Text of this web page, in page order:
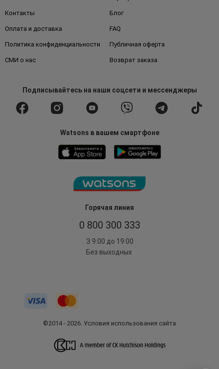
Горячая линия
0 800 300 333
З 9:00 до 19:00
Без выходных
Контакты Блог
Оплата и доставка FAQ
Политика конфиденциальности Публичная оферта
СМИ о нас Возврат заказа
Подписывайтесьна наши соцсети и мессенджеры
Watsons в вашем смартфоне
©2014 - 2026. Условия использования сайта